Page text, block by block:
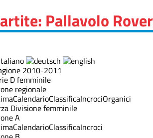
Pallavolo
2010-2011
D femminile
regionale
CalendarioClassificaIncrociOrganici
Divisione femminile
A
CalendarioClassificaIncroci